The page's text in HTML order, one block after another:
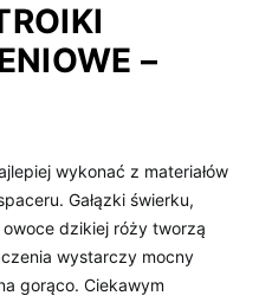
–
wykonać​ z​ materiałów‍
Gałązki świerku,⁣
dzikiej⁢ róży ‍tworzą
wystarczy‍ mocny
gorąco. ‍Ciekawym